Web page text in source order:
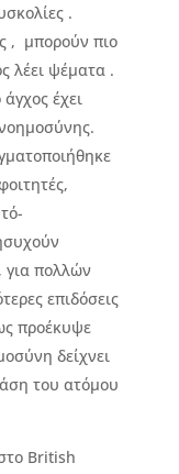
.
, μπορούν πιο
λέει ψέματα .
έχει
για πολλών
επιδόσεις
προέκυψε
δείχνει
του ατόμου
British